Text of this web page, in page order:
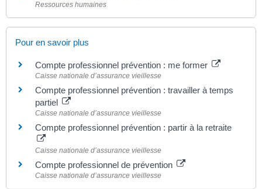
Ressources humaines
Pour en savoir plus
Compte professionnel prévention : me former
Caisse nationale d’assurance vieillesse
Compte professionnel prévention : travailler à temps
partiel
Caisse nationale d’assurance vieillesse
Compte professionnel prévention : partir à la retraite
Caisse nationale d’assurance vieillesse
Compte professionnel de prévention
Caisse nationale d’assurance vieillesse